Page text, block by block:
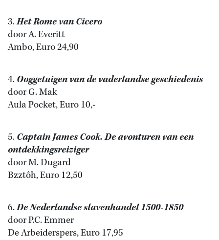
3.Het Rome van Cicero
door A. Everitt
Ambo, Euro 24,90
4.Ooggetuigen van de vaderlandse geschiedenis
door G. Mak
Aula Pocket, Euro 10,-
5.Captain James Cook. De avonturen van een
ontdekkingsreiziger
door M. Dugard
Bzztôh, Euro 12,50
6.De Nederlandse slavenhandel 1500-1850
door P.C. Emmer
De Arbeiderspers, Euro 17,95